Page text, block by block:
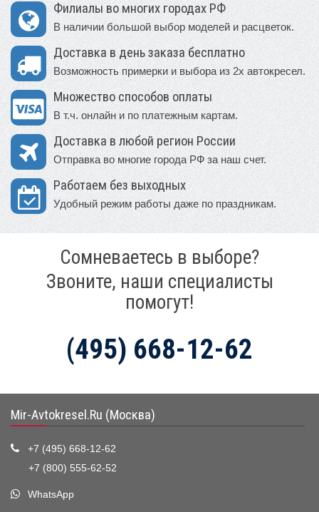
Филиалы во многих городах РФ
В наличии большой выбор моделей и расцветок.
Доставка в день заказа бесплатно
Возможность примерки и выбора из 2х автокресел.
Множество способов оплаты
В т.ч. онлайн и по платежным картам.
Доставка в любой регион России
Отправка во многие города РФ за наш счет.
Работаем без выходных
Удобный режим работы даже по праздникам.
Сомневаетесь в выборе?
Звоните, наши специалисты
помогут!
(495) 668-12-62
Mir-Avtokresel.Ru (Москва)
+7 (495) 668-12-62
+7 (800) 555-62-52
WhatsApp